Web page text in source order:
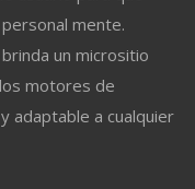
mente.
un micrositio
motores de
adaptable a cualquier